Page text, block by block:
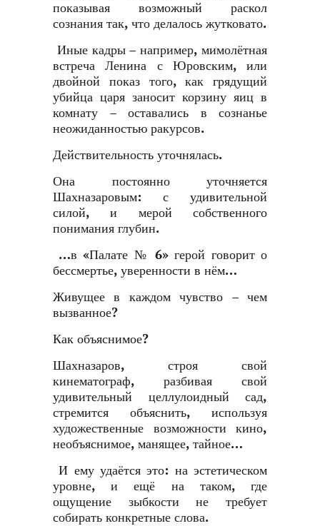
показывая возможный раскол
сознания так, что делалось жутковато.
Иные кадры – например, мимолётная
встреча Ленина с Юровским, или
двойной показ того, как грядущий
убийца царя заносит корзину яиц в
комнату – оставались в сознанье
неожиданностью ракурсов.
Действительность уточнялась.
Она постоянно уточняется
Шахназаровым: с удивительной
силой, и мерой собственного
понимания глубин.
…в «Палате № 6» герой говорит о
бессмертье, уверенности в нём…
Живущее в каждом чувство – чем
вызванное?
Как объяснимое?
Шахназаров, строя свой
кинематограф, разбивая свой
удивительный целлулоидный сад,
стремится объяснить, используя
художественные возможности кино,
необъяснимое, манящее, тайное…
И ему удаётся это: на эстетическом
уровне, и ещё на таком, где
ощущение зыбкости не требует
собирать конкретные слова.